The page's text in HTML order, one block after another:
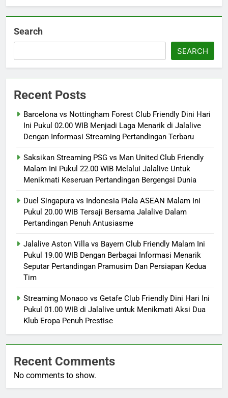
Search
SEARCH
Recent Posts
Barcelona vs Nottingham Forest Club Friendly Dini Hari
Ini Pukul 02.00 WIB Menjadi Laga Menarik di Jalalive
Dengan Informasi Streaming Pertandingan Terbaru
Saksikan Streaming PSG vs Man United Club Friendly
Malam Ini Pukul 22.00 WIB Melalui Jalalive Untuk
Menikmati Keseruan Pertandingan Bergengsi Dunia
Duel Singapura vs Indonesia Piala ASEAN Malam Ini
Pukul 20.00 WIB Tersaji Bersama Jalalive Dalam
Pertandingan Penuh Antusiasme
Jalalive Aston Villa vs Bayern Club Friendly Malam Ini
Pukul 19.00 WIB Dengan Berbagai Informasi Menarik
Seputar Pertandingan Pramusim Dan Persiapan Kedua
Tim
Streaming Monaco vs Getafe Club Friendly Dini Hari Ini
Pukul 01.00 WIB di Jalalive untuk Menikmati Aksi Dua
Klub Eropa Penuh Prestise
Recent Comments
No comments to show.